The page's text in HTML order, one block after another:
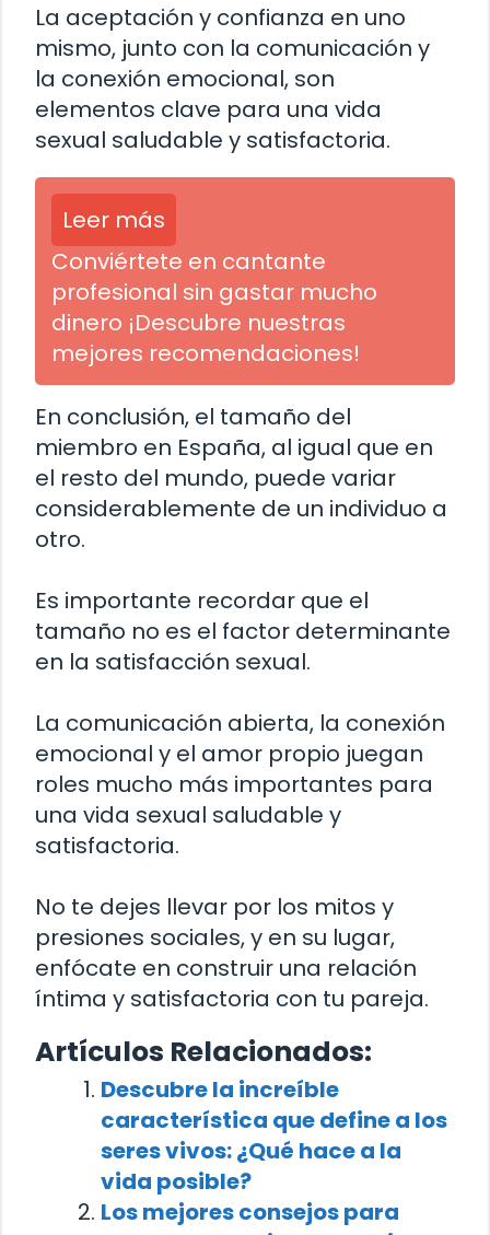
La aceptación y confianza en uno
mismo, junto con la comunicación y
la conexión emocional, son
elementos clave para una vida
sexual saludable y satisfactoria.
Leer más
Conviértete en cantante
profesional sin gastar mucho
dinero ¡Descubre nuestras
mejores recomendaciones!
En conclusión, el tamaño del
miembro en España, al igual que en
el resto del mundo, puede variar
considerablemente de un individuo a
otro.
Es importante recordar que el
tamaño no es el factor determinante
en la satisfacción sexual.
La comunicación abierta, la conexión
emocional y el amor propio juegan
roles mucho más importantes para
una vida sexual saludable y
satisfactoria.
No te dejes llevar por los mitos y
presiones sociales, y en su lugar,
enfócate en construir una relación
íntima y satisfactoria con tu pareja.
Artículos Relacionados:
Descubre la increíble
característica que define a los
seres vivos: ¿Qué hace a la
vida posible?
Los mejores consejos para